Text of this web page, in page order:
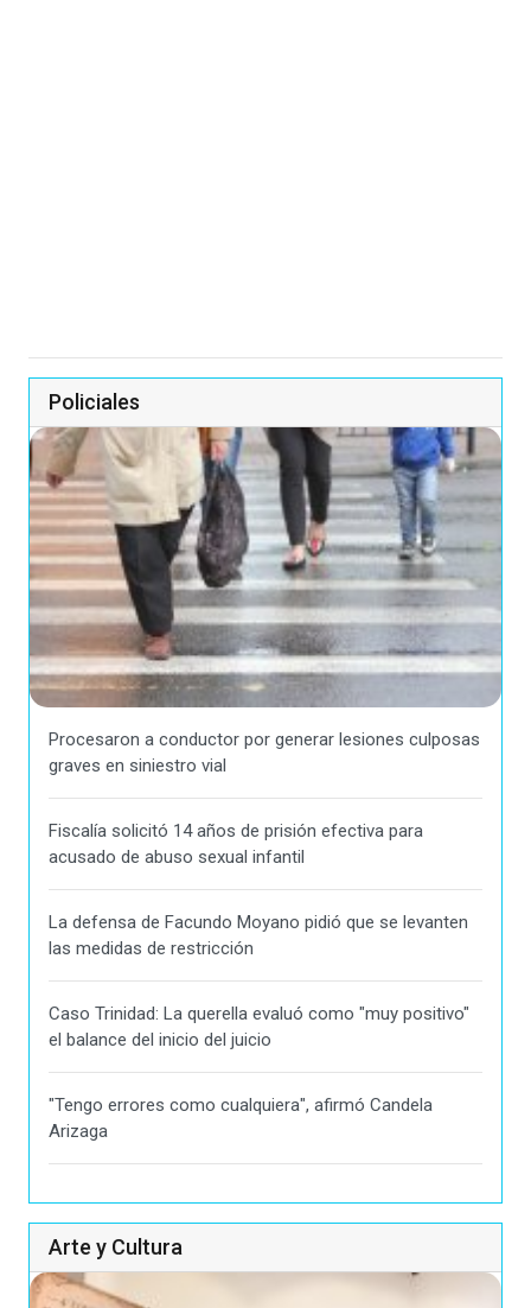
Policiales
Procesaron a conductor por generar lesiones culposas
graves en siniestro vial
Fiscalía solicitó 14 años de prisión efectiva para
acusado de abuso sexual infantil
La defensa de Facundo Moyano pidió que se levanten
las medidas de restricción
Caso Trinidad: La querella evaluó como "muy positivo"
el balance del inicio del juicio
"Tengo errores como cualquiera", afirmó Candela
Arizaga
Arte y Cultura